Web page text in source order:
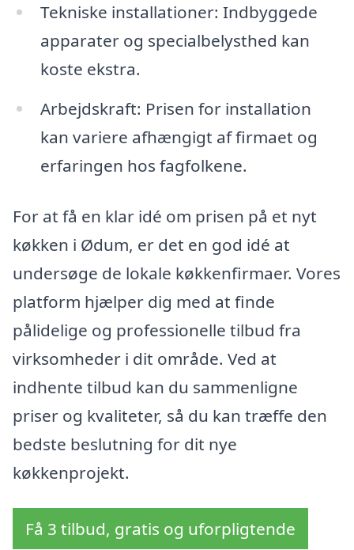
Tekniske installationer: Indbyggede
apparater og specialbelysthed kan
koste ekstra.
Arbejdskraft: Prisen for installation
kan variere afhængigt af firmaet og
erfaringen hos fagfolkene.
For at få en klar idé om prisen på et nyt
køkken i Ødum, er det en god idé at
undersøge de lokale køkkenfirmaer. Vores
platform hjælper dig med at finde
pålidelige og professionelle tilbud fra
virksomheder i dit område. Ved at
indhente tilbud kan du sammenligne
priser og kvaliteter, så du kan træffe den
bedste beslutning for dit nye
køkkenprojekt.
Få 3 tilbud, gratis og uforpligtende